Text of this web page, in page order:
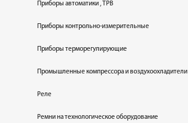
Приборы автоматики , ТРВ
Приборы контрольно-измерительные
Приборы терморегулирующие
Промышленные компрессора и воздухоохладители
Реле
Ремни на технологическое оборудование